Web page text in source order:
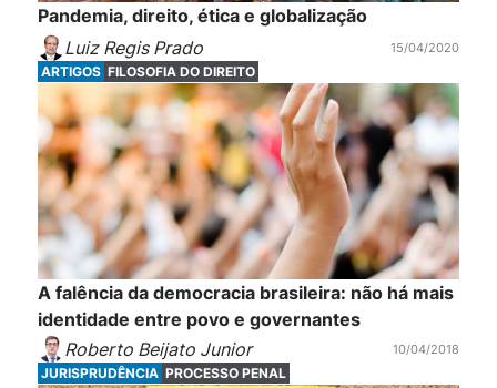
Pandemia, direito, ética e globalização
Luiz Regis Prado
15/04/2020
ARTIGOS FILOSOFIA DO DIREITO
A falência da democracia brasileira: não há mais
identidade entre povo e governantes
Roberto Beijato Junior
10/04/2018
JURISPRUDÊNCIA PROCESSO PENAL